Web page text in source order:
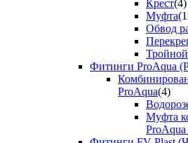
Крест(4)
Муфта
Обвод
Фитинги ProAqua
ProAqua(4)
Муфта
ProAqua